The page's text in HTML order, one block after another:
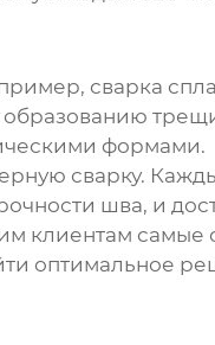
сварка
образованию
формами.
сварку.
шва, и
клиентам самые
оптимальное